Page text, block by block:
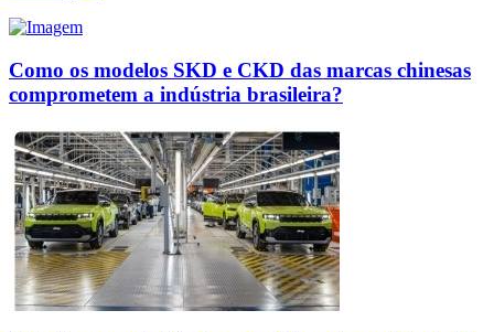
Como os modelos SKD e CKD das marcas chinesas
comprometem a indústria brasileira?